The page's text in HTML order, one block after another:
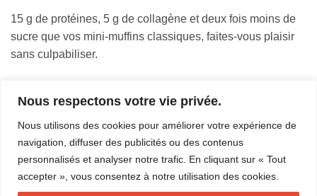
Nous respectons votre vie privée.
Nous utilisons des cookies pour améliorer votre expérience de
navigation, diffuser des publicités ou des contenus
personnalisés et analyser notre trafic. En cliquant sur « Tout
accepter », vous consentez à notre utilisation des cookies.
15 g de protéines, 5 g de collagène et deux fois moins de
sucre que vos mini-muffins classiques, faites-vous plaisir
sans culpabiliser.
Que vous cherchiez à faire le plein d’énergie après
l’entraînement ou à vous offrir une petite douceur, ces mini-
muffins sont là pour vous.